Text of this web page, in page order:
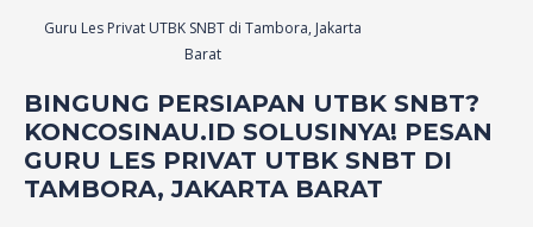
Guru Les Privat UTBK SNBT di Tambora, Jakarta
Barat
BINGUNG PERSIAPAN UTBK SNBT?
KONCOSINAU.ID SOLUSINYA! PESAN
GURU LES PRIVAT UTBK SNBT DI
TAMBORA, JAKARTA BARAT